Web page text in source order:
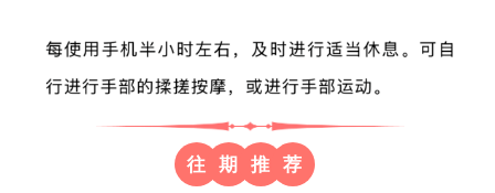
往 期 推 荐